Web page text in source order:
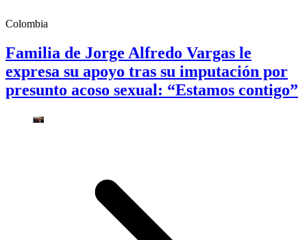
Colombia
Familia de Jorge Alfredo Vargas le
expresa su apoyo tras su imputación por
presunto acoso sexual: “Estamos contigo”